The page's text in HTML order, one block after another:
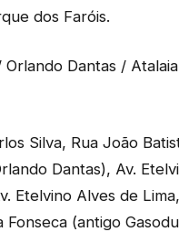
dos Faróis.
Dantas /
Silva, Rua João
Dantas), Av.
Etelvino Alves de
Fonseca (antigo